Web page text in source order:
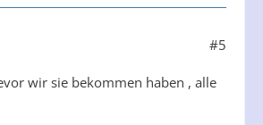
#5
wir sie bekommen haben , alle